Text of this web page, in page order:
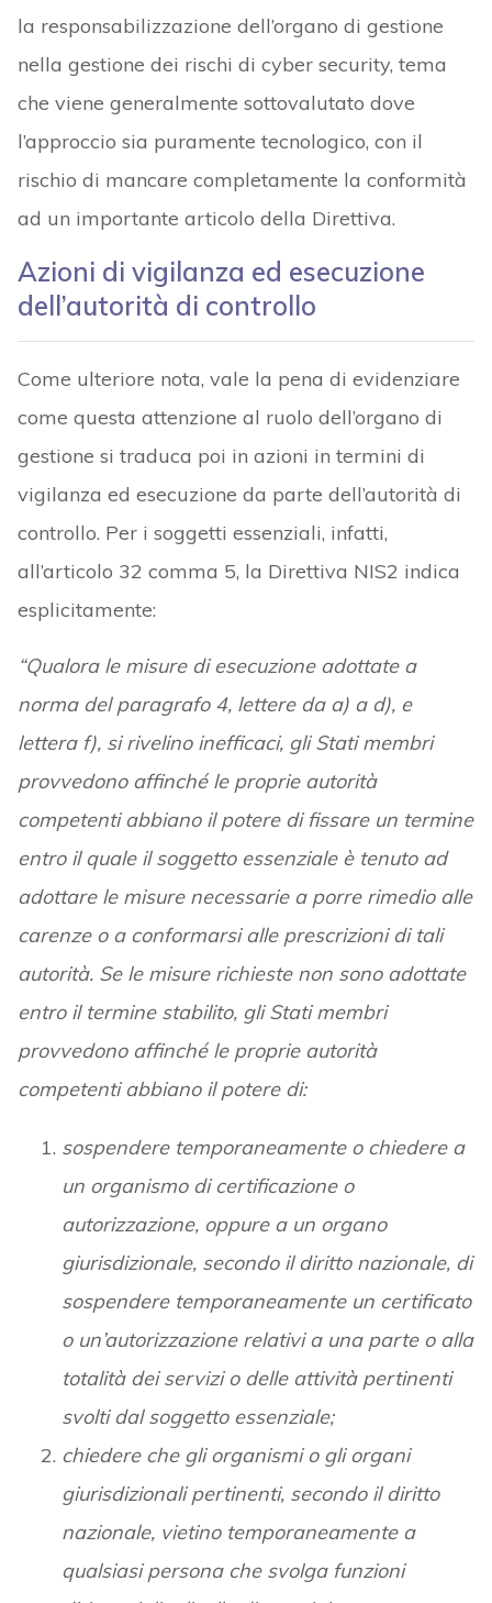
la responsabilizzazione dell’organo di gestione
nella gestione dei rischi di cyber security, tema
che viene generalmente sottovalutato dove
l’approccio sia puramente tecnologico, con il
rischio di mancare completamente la conformità
ad un importante articolo della Direttiva.
Azioni di vigilanza ed esecuzione
dell’autorità di controllo
Come ulteriore nota, vale la pena di evidenziare
come questa attenzione al ruolo dell’organo di
gestione si traduca poi in azioni in termini di
vigilanza ed esecuzione da parte dell’autorità di
controllo. Per i soggetti essenziali, infatti,
all’articolo 32 comma 5, la Direttiva NIS2 indica
esplicitamente:
“Qualora le misure di esecuzione adottate a
norma del paragrafo 4, lettere da a) a d), e
lettera f), si rivelino inefficaci, gli Stati membri
provvedono affinché le proprie autorità
competenti abbiano il potere di fissare un termine
entro il quale il soggetto essenziale è tenuto ad
adottare le misure necessarie a porre rimedio alle
carenze o a conformarsi alle prescrizioni di tali
autorità. Se le misure richieste non sono adottate
entro il termine stabilito, gli Stati membri
provvedono affinché le proprie autorità
competenti abbiano il potere di:
sospendere temporaneamente o chiedere a
un organismo di certificazione o
autorizzazione, oppure a un organo
giurisdizionale, secondo il diritto nazionale, di
sospendere temporaneamente un certificato
o un’autorizzazione relativi a una parte o alla
totalità dei servizi o delle attività pertinenti
svolti dal soggetto essenziale;
chiedere che gli organismi o gli organi
giurisdizionali pertinenti, secondo il diritto
nazionale, vietino temporaneamente a
qualsiasi persona che svolga funzioni